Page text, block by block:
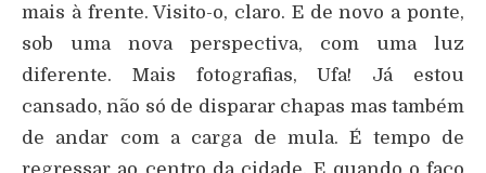
mais à frente. Visito-o, claro. E de novo a ponte,
sob uma nova perspectiva, com uma luz
diferente. Mais fotografias, Ufa! Já estou
cansado, não só de disparar chapas mas também
de andar com a carga de mula. É tempo de